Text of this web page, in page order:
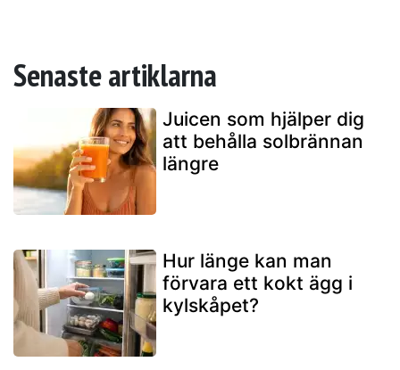
Senaste artiklarna
Juicen som hjälper dig
att behålla solbrännan
längre
Hur länge kan man
förvara ett kokt ägg i
kylskåpet?